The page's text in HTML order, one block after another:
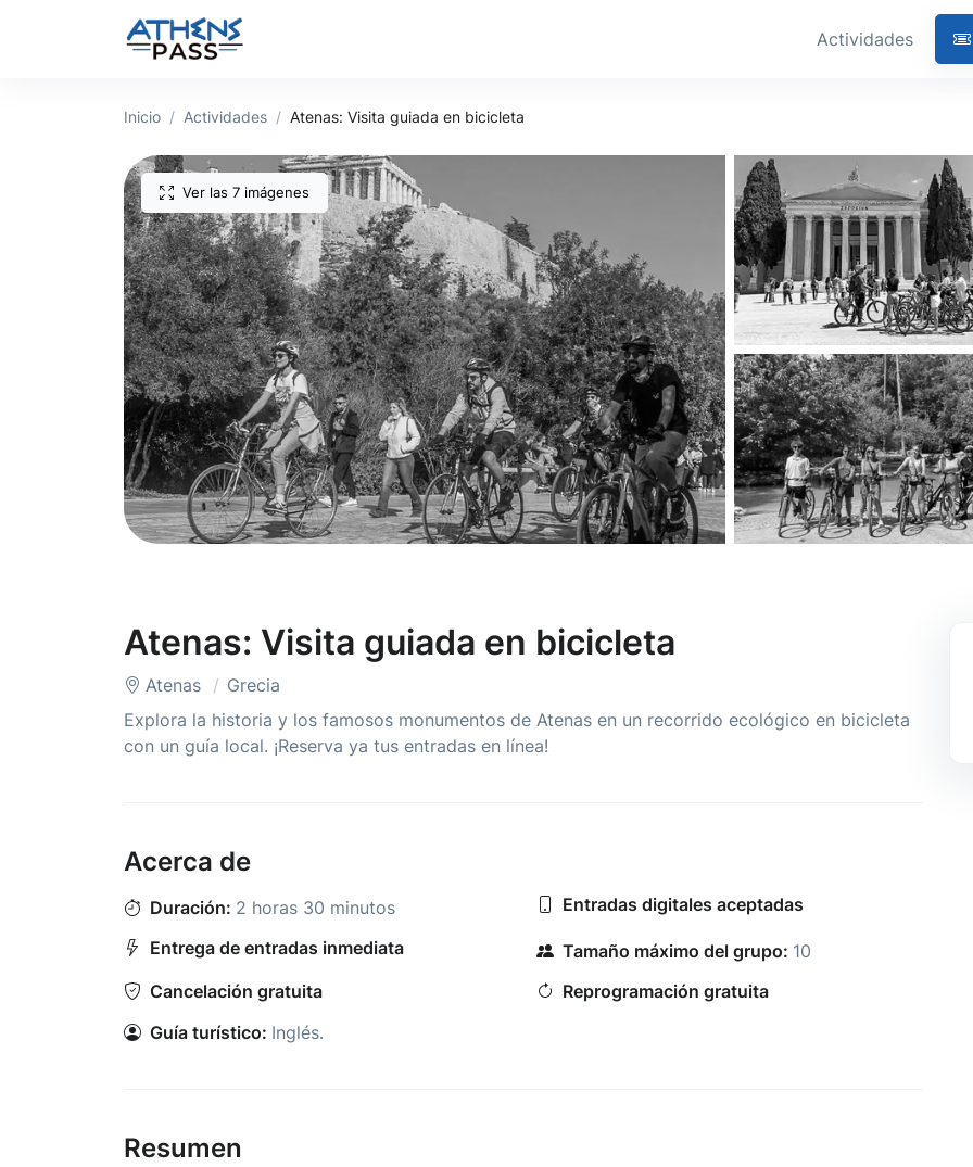
Actividades
Inicio Actividades Atenas: Visita guiada en bicicleta
Ver las 7 imágenes
Atenas: Visita guiada en bicicleta
Atenas
Grecia
Explora la historia y los famosos monumentos de Atenas en un recorrido ecológico en bicicleta
con un guía local. ¡Reserva ya tus entradas en línea!
Acerca de
Duración: 2 horas 30 minutos
Entradas digitales aceptadas
Entrega de entradas inmediata
Tamaño máximo del grupo: 10
Cancelación gratuita
Reprogramación gratuita
Guía turístico: Inglés.
Resumen